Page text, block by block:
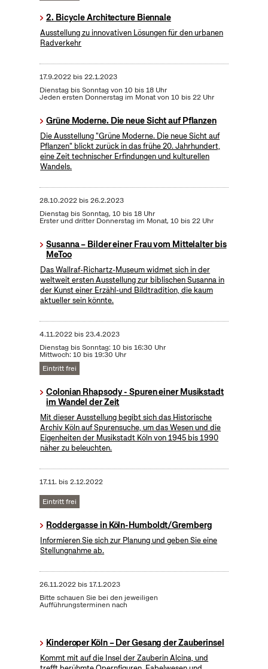
2. Bicycle Architecture Biennale
Ausstellung zu innovativen Lösungen für den urbanen
Radverkehr
17.9.2022bis22.1.2023
Dienstag bis Sonntag von 10 bis 18 Uhr
Jeden ersten Donnerstag im Monat von 10 bis 22 Uhr
Grüne Moderne. Die neue Sicht auf Pflanzen
Die Ausstellung "Grüne Moderne. Die neue Sicht auf
Pflanzen" blickt zurück in das frühe 20. Jahrhundert,
eine Zeit technischer Erfindungen und kulturellen
Wandels.
28.10.2022bis26.2.2023
Dienstag bis Sonntag, 10 bis 18 Uhr
Erster und dritter Donnerstag im Monat, 10 bis 22 Uhr
Susanna – Bilder einer Frau vom Mittelalter bis
MeToo
Das Wallraf-Richartz-Museum widmet sich in der
weltweit ersten Ausstellung zur biblischen Susanna in
der Kunst einer Erzähl-und Bildtradition, die kaum
aktueller sein könnte.
4.11.2022bis23.4.2023
Dienstag bis Sonntag: 10 bis 16:30 Uhr
Mittwoch: 10 bis 19:30 Uhr
Eintritt frei
Colonian Rhapsody - Spuren einer Musikstadt
im Wandel der Zeit
Mit dieser Ausstellung begibt sich das Historische
Archiv Köln auf Spurensuche, um das Wesen und die
Eigenheiten der Musikstadt Köln von 1945 bis 1990
näher zu beleuchten.
17.11. bis2.12.2022
Eintritt frei
Roddergasse in Köln-Humboldt/Gremberg
Informieren Sie sich zur Planung und geben Sie eine
Stellungnahme ab.
26.11.2022bis17.1.2023
Bitte schauen Sie bei den jeweiligen
Aufführungsterminen nach
Kinderoper Köln – Der Gesang der Zauberinsel
Kommt mit auf die Insel der Zauberin Alcina, und